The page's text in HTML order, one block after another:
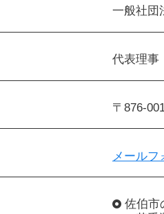
一般社団
代表理
〒876-
メール
佐伯市